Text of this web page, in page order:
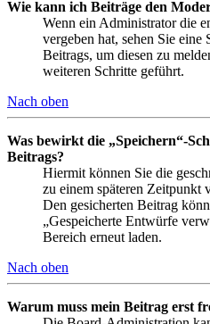
Wie kann ich Beiträge den
Wenn ein Administrator die
vergeben hat, sehen Sie
Beitrags, um diesen zu
weiteren Schritte geführt.
Nach oben
Was bewirkt die „Speichern“-
Beitrags?
Hiermit können Sie die
zu einem späteren Zeitpunkt
Den gesicherten Beitrag
„Gespeicherte Entwürfe
Bereich erneut laden.
Nach oben
Warum muss mein Beitrag erst